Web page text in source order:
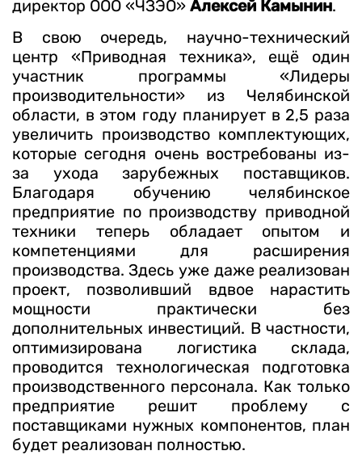
директор ООО «ЧЗЭО» Алексей Камынин.
В свою очередь, научно-технический
центр «Приводная техника», ещё один
участник программы «Лидеры
производительности» из Челябинской
области, в этом году планирует в 2,5 раза
увеличить производство комплектующих,
которые сегодня очень востребованы из-
за ухода зарубежных поставщиков.
Благодаря обучению челябинское
предприятие по производству приводной
техники теперь обладает опытом и
компетенциями для расширения
производства. Здесь уже даже реализован
проект, позволивший вдвое нарастить
мощности практически без
дополнительных инвестиций. В частности,
оптимизирована логистика склада,
проводится технологическая подготовка
производственного персонала. Как только
предприятие решит проблему с
поставщиками нужных компонентов, план
будет реализован полностью.